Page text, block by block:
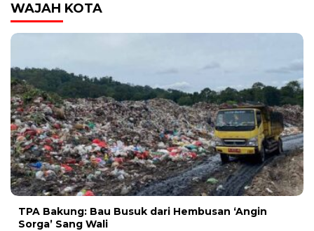
WAJAH KOTA
TPA Bakung: Bau Busuk dari Hembusan ‘Angin
Sorga’ Sang Wali